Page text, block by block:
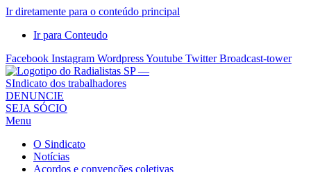
Ir diretamente para o conteúdo principal
Ir para Conteudo
Facebook Instagram WordpressYoutube Twitter Broadcast-tower
Sindicato
dos
Radialistas
São
DENUNCIE
SEJA SÓCIO
Menu
O Sindicato
Notícias
Acordos e convenções coletivas